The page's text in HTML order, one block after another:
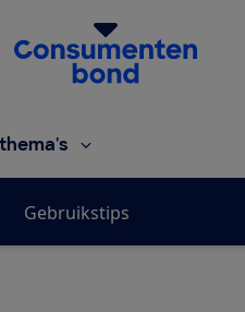
Homepage van de
Gebruikstips